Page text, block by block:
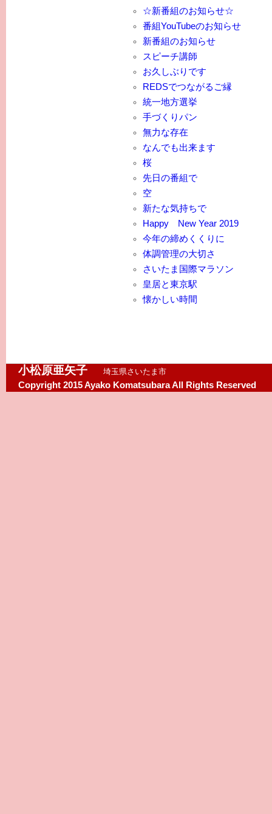
☆新番組のお知らせ☆
番組YouTubeのお知らせ
新番組のお知らせ
スピーチ講師
お久しぶりです
REDSでつながるご縁
統一地方選挙
手づくりパン
無力な存在
なんでも出来ます
桜
先日の番組で
空
新たな気持ちで
Happy New Year 2019
今年の締めくくりに
体調管理の大切さ
さいたま国際マラソン
皇居と東京駅
懐かしい時間
小松原亜矢子 埼玉県さいたま市
Copyright 2015 Ayako Komatsubara All Rights Reserved